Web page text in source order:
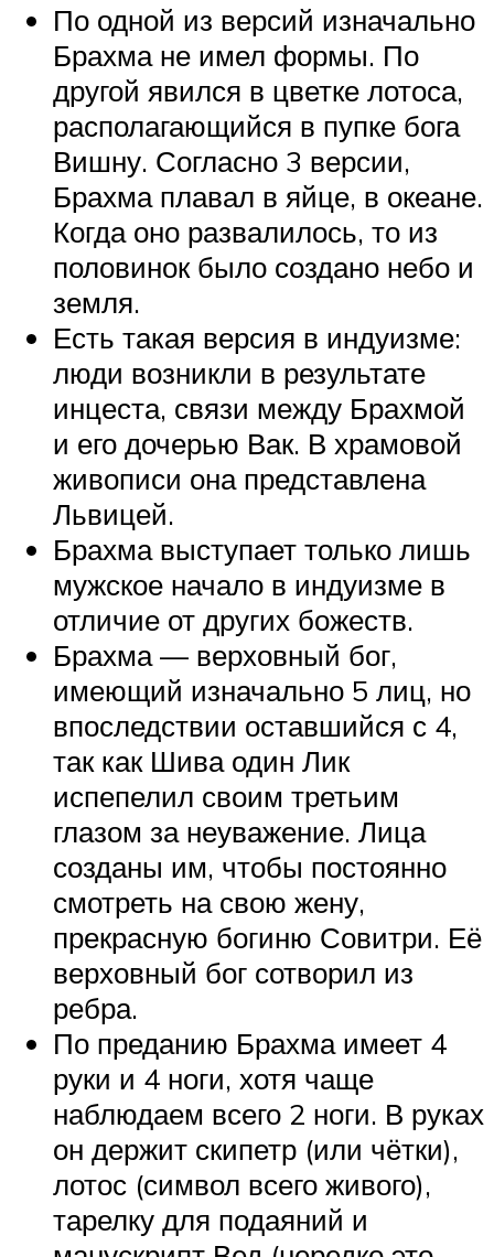
По одной из версий изначально
Брахма не имел формы. По
другой явился в цветке лотоса,
располагающийся в пупке бога
Вишну. Согласно 3 версии,
Брахма плавал в яйце, в океане.
Когда оно развалилось, то из
половинок было создано небо и
земля.
Есть такая версия в индуизме:
люди возникли в результате
инцеста, связи между Брахмой
и его дочерью Вак. В храмовой
живописи она представлена
Львицей.
Брахма выступает только лишь
мужское начало в индуизме в
отличие от других божеств.
Брахма — верховный бог,
имеющий изначально 5 лиц, но
впоследствии оставшийся с 4,
так как Шива один Лик
испепелил своим третьим
глазом за неуважение. Лица
созданы им, чтобы постоянно
смотреть на свою жену,
прекрасную богиню Совитри. Её
верховный бог сотворил из
ребра.
По преданию Брахма имеет 4
руки и 4 ноги, хотя чаще
наблюдаем всего 2 ноги. В руках
он держит скипетр (или чётки),
лотос (символ всего живого),
тарелку для подаяний и